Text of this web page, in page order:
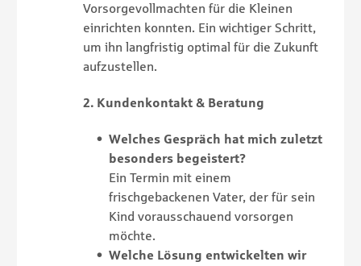
Vorsorgevollmachten für die Kleinen
einrichten konnten. Ein wichtiger Schritt,
um ihn langfristig optimal für die Zukunft
aufzustellen.
2. Kundenkontakt & Beratung
Welches Gespräch hat mich zuletzt
besonders begeistert?
Ein Termin mit einem
frischgebackenen Vater, der für sein
Kind vorausschauend vorsorgen
möchte.
Welche Lösung entwickelten wir